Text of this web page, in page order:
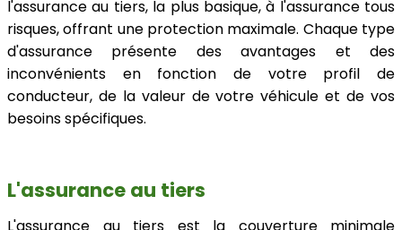
l'assurance au tiers, la plus basique, à l'assurance tous
risques, offrant une protection maximale. Chaque type
d'assurance présente des avantages et des
inconvénients en fonction de votre profil de
conducteur, de la valeur de votre véhicule et de vos
besoins spécifiques.
L'assurance au tiers
L'assurance au tiers est la couverture minimale